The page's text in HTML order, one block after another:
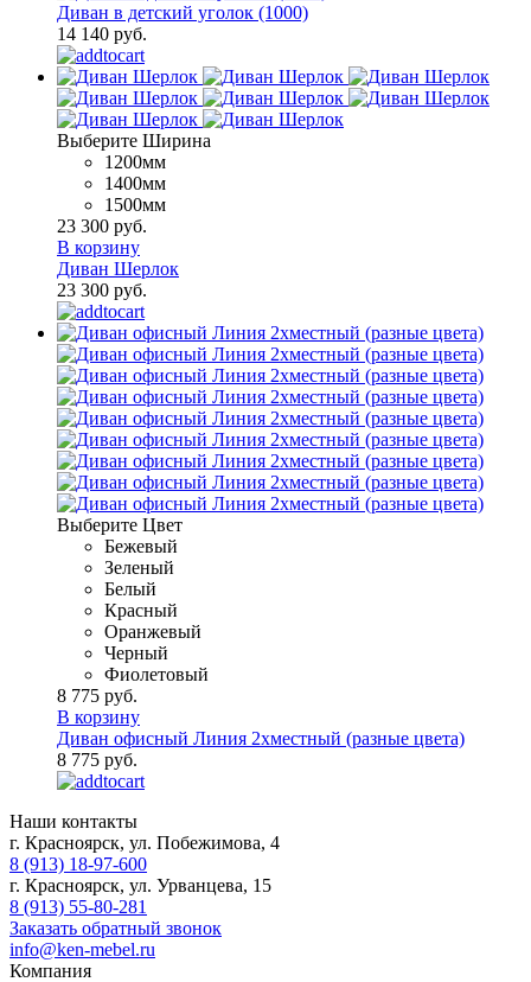
Диван в детский уголок (1000)
14 140 руб.
Выберите Ширина
1200мм
1400мм
1500мм
23 300 руб.
В корзину
Диван Шерлок
23 300 руб.
Выберите Цвет
Бежевый
Зеленый
Белый
Красный
Оранжевый
Черный
Фиолетовый
8 775 руб.
В корзину
Диван офисный Линия 2хместный (разные цвета)
8 775 руб.
Наши контакты
г. Красноярск, ул. Побежимова, 4
8 (913) 18-97-600
г. Красноярск, ул. Урванцева, 15
8 (913) 55-80-281
Заказать обратный звонок
info@ken-mebel.ru
Компания